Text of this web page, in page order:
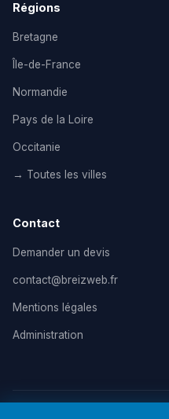
Régions
Bretagne
Île-de-France
Normandie
Pays de la Loire
Occitanie
→ Toutes les villes
Contact
Demander un devis
contact@breizweb.fr
Mentions légales
Administration
© 2026 BreizWeb —